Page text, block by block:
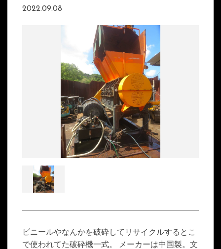
2022.09.08
ビニールやなんかを破砕してリサイクルするとこ
で使われてた破砕機一式。 メーカーは中国製。文